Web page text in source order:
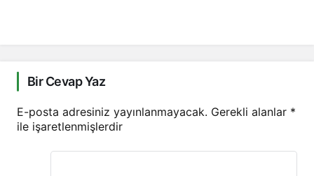
Bir Cevap Yaz
E-posta adresiniz yayınlanmayacak. Gerekli alanlar *
ile işaretlenmişlerdir